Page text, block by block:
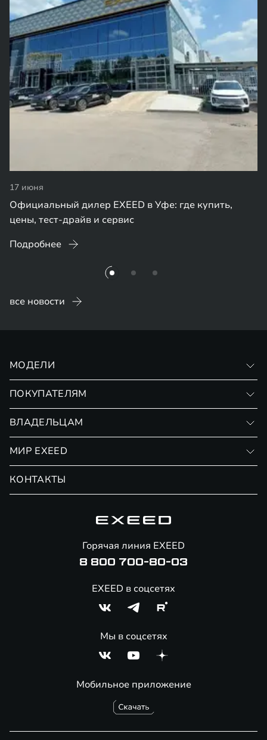
17 июня
Официальный дилер EXEED в Уфе: где купить,
цены, тест-драйв и сервис
Подробнее
все новости
МОДЕЛИ
ПОКУПАТЕЛЯМ
Страхование
ВЛАДЕЛЬЦАМ
Сервис
Помощь на дорогах
МИР EXEED
Знаковые клиенты EXEED
Полезные статьи
КОНТАКТЫ
Мобильное приложение
Горячая линия EXEED
8 800 700-80-03
EXEED в соцсетях
Мы в соцсетях